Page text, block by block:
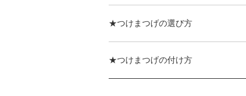
★つけまつげの選び方
★つけまつげの付け方